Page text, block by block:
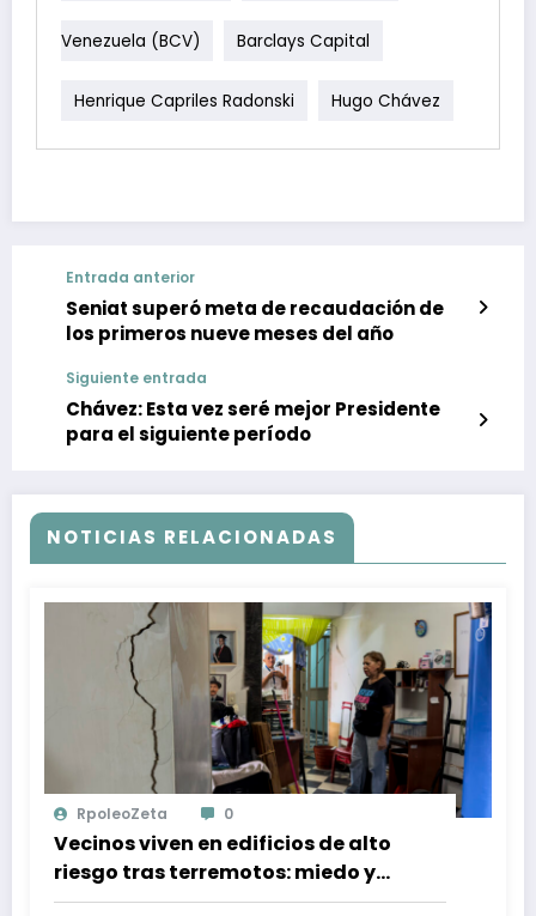
Venezuela (BCV) Barclays Capital
Henrique Capriles Radonski Hugo Chávez
Entrada anterior
Seniat superó meta de recaudación de
los primeros nueve meses del año
Siguiente entrada
Chávez: Esta vez seré mejor Presidente
para el siguiente período
NOTICIAS RELACIONADAS
RpoleoZeta 0
Vecinos viven en edificios de alto
riesgo tras terremotos: miedo y
resiliència en Caracas